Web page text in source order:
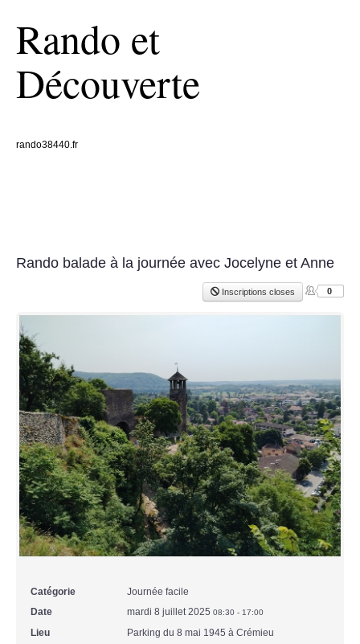
Rando et
Découverte
rando38440.fr
Rando balade à la journée avec Jocelyne et Anne
Inscriptions closes 0
Catégorie
Journée facile
Date
mardi 8 juillet 2025 08:30 - 17:00
Lieu
Parking du 8 mai 1945 à Crémieu